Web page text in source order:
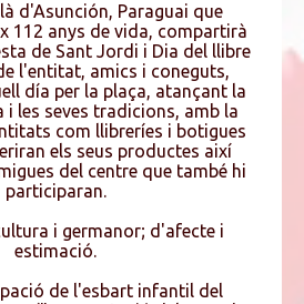
d'Asunción, Paraguai que
112 anys de vida, compartirà
de Sant Jordi i Dia del llibre
l'entitat, amics i coneguts,
día per la plaça, atançant la
i les seves tradicions, amb la
com llibreríes i botigues
els seus productes així
del centre que també hi
participaran.
i germanor; d'afecte i
estimació.
de l'esbart infantil del